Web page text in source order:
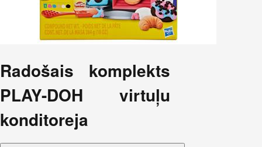
Radošais komplekts
PLAY-DOH virtuļu
konditoreja